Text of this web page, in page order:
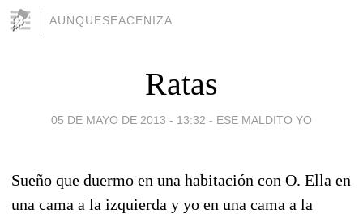
AUNQUESEACENIZA
Ratas
05 DE MAYO DE 2013 - 13:32 - ESE MALDITO YO
Sueño que duermo en una habitación con O. Ella en
una cama a la izquierda y yo en una cama a la